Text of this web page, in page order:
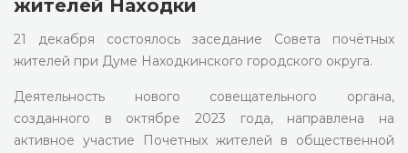
жителей Находки
21 декабря состоялось заседание Совета почётных
жителей при Думе Находкинского городского округа.
Деятельность нового совещательного органа,
созданного в октябре 2023 года, направлена на
активное участие Почетных жителей в общественной